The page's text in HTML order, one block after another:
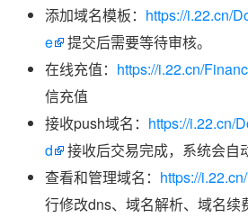
添加域名模板： https://i.22.cn/
e
提交后需要等待审核。
在线充值： https://i.22.cn/
信充值
接收push域名： https://i.22.cn/
d
接收后交易完成，系统会自
查看和管理域名： https://
行修改dns、域名解析、域名续